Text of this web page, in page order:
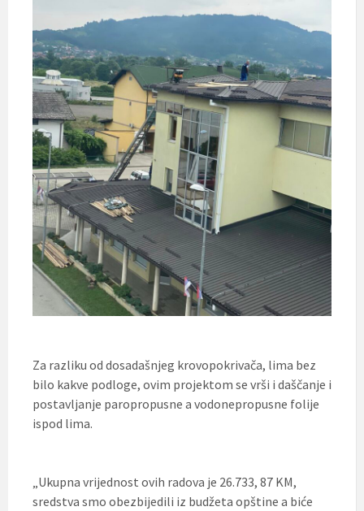
Za razliku od dosadašnjeg krovopokrivača, lima bez
bilo kakve podloge, ovim projektom se vrši i daščanje i
postavljanje paropropusne a vodonepropusne folije
ispod lima.
„Ukupna vrijednost ovih radova je 26.733, 87 KM,
sredstva smo obezbijedili iz budžeta opštine a biće